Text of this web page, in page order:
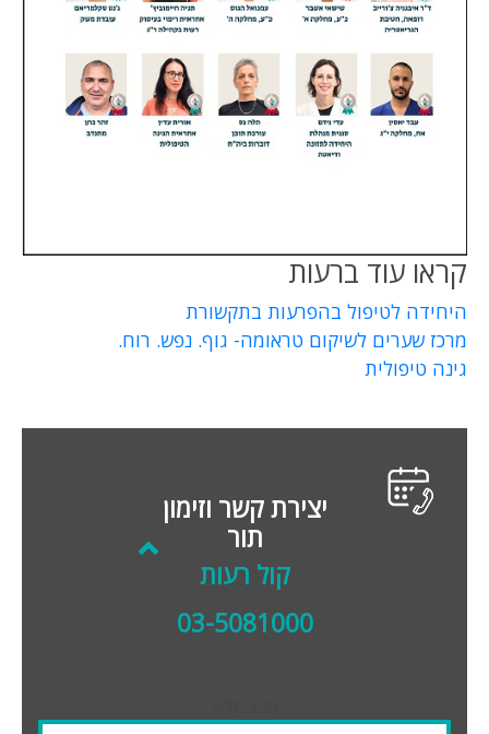
קראו עוד ברעות
היחידה לטיפול בהפרעות בתקשורת
מרכז שערים לשיקום טראומה- גוף. נפש. רוח.
גינה טיפולית
יצירת קשר וזימון
תור
קול רעות
03-5081000